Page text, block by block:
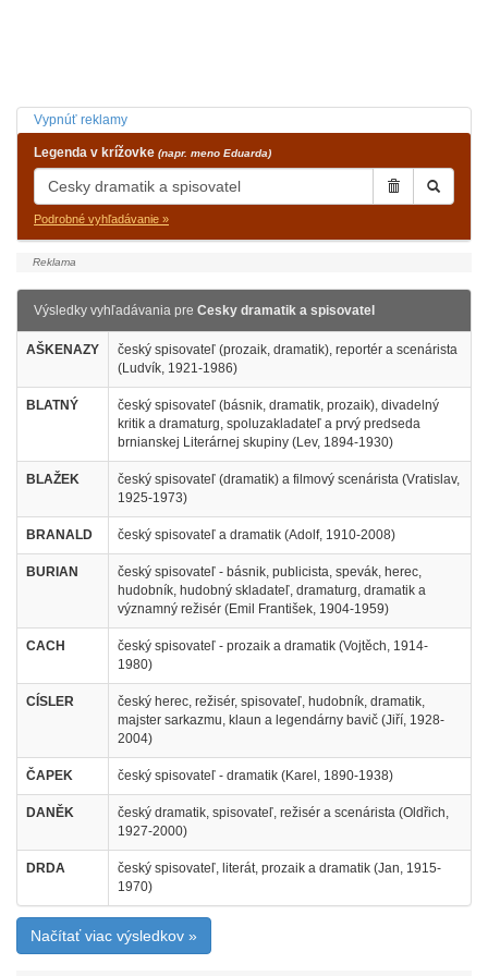
Vypnúť reklamy
Legenda v krížovke (napr. meno Eduarda)
Podrobné vyhľadávanie »
Výsledky vyhľadávania pre Cesky dramatik a spisovatel
AŠKENAZY
český spisovateľ (prozaik, dramatik), reportér a scenárista
(Ludvík, 1921-1986)
BLATNÝ
český spisovateľ (básnik, dramatik, prozaik), divadelný
kritik a dramaturg, spoluzakladateľ a prvý predseda
brnianskej Literárnej skupiny (Lev, 1894-1930)
BLAŽEK
český spisovateľ (dramatik) a filmový scenárista (Vratislav,
1925-1973)
BRANALD český spisovateľ a dramatik (Adolf, 1910-2008)
BURIAN
český spisovateľ - básnik, publicista, spevák, herec,
hudobník, hudobný skladateľ, dramaturg, dramatik a
významný režisér (Emil František, 1904-1959)
CACH
český spisovateľ - prozaik a dramatik (Vojtěch, 1914-
1980)
CÍSLER
český herec, režisér, spisovateľ, hudobník, dramatik,
majster sarkazmu, klaun a legendárny bavič (Jiří, 1928-
2004)
ČAPEK český spisovateľ - dramatik (Karel, 1890-1938)
DANĚK
český dramatik, spisovateľ, režisér a scenárista (Oldřich,
1927-2000)
DRDA
český spisovateľ, literát, prozaik a dramatik (Jan, 1915-
1970)
Načítať viac výsledkov »